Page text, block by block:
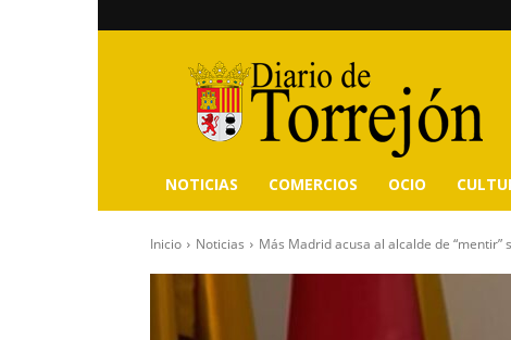
Diario
de
Torrejón
NOTICIAS COMERCIOS OCIO
Inicio Noticias Más Madrid acusa al alcalde de “mentir”